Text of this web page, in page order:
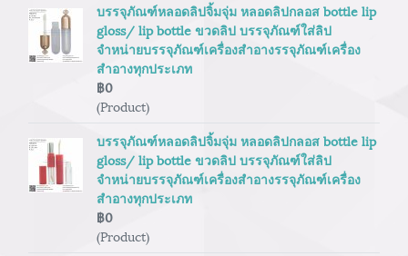
บรรจุภัณฑ์หลอดลิปจิ้มจุ่ม หลอดลิปกลอส bottle lip
gloss/ lip bottle ขวดลิป บรรจุภัณฑ์ใส่ลิป
จำหน่ายบรรจุภัณฑ์เครื่องสำอางรรจุภัณฑ์เครื่อง
สำอางทุกประเภท
฿0
(Product)
บรรจุภัณฑ์หลอดลิปจิ้มจุ่ม หลอดลิปกลอส bottle lip
gloss/ lip bottle ขวดลิป บรรจุภัณฑ์ใส่ลิป
จำหน่ายบรรจุภัณฑ์เครื่องสำอางรรจุภัณฑ์เครื่อง
สำอางทุกประเภท
฿0
(Product)